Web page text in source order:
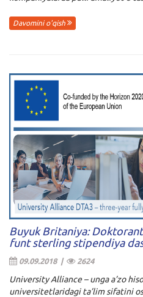
Davomini o'qish
Buyuk Britaniya:
funt sterling stipendiya
09.09.2018 | 2624
University Alliance – unga a’zo
universitetlaridagi ta’lim sifatini